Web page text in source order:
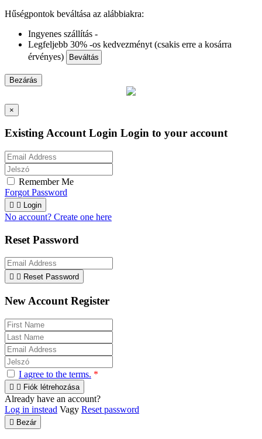
Hűségpontok beváltása az alábbiakra:
Ingyenes szállítás -
Legfeljebb 30% -os kedvezményt (csakis erre a kosárra
érvényes)
Beváltás
Bezárás
×
Existing Account Login Login to your account
Remember Me
Forgot Password
  Login
No account? Create one here
Reset Password
  Reset Password
New Account Register
I agree to the terms. *
  Fiók létrehozása
Already have an account?
Log in instead Vagy Reset password
 Bezár